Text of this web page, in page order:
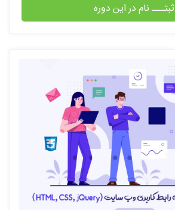
ثبتـــ نام در این دوره